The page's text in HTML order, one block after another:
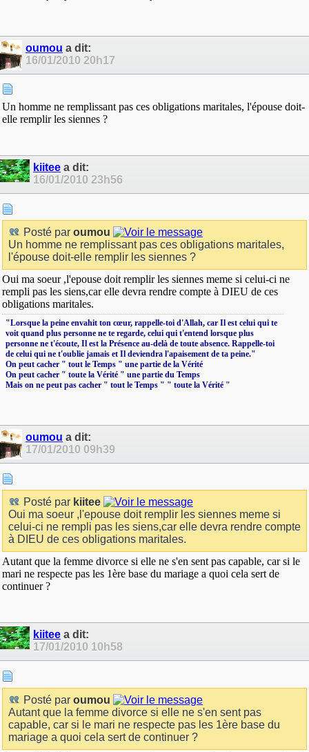
oumou a dit:
16/01/2010 20h17
Un homme ne remplissant pas ces obligations maritales, l'épouse doit-
elle remplir les siennes ?
kiitee a dit:
16/01/2010 23h56
Posté par oumou
Un homme ne remplissant pas ces obligations maritales,
l'épouse doit-elle remplir les siennes ?
Oui ma soeur ,l'epouse doit remplir les siennes meme si celui-ci ne
rempli pas les siens,car elle devra rendre compte à DIEU de ces
obligations maritales.
‎"Lorsque la peine envahit ton cœur, rappelle-toi d'Allah, car Il est celui qui te
voit quand plus personne ne te regarde, celui qui t'entend lorsque plus
personne ne t'écoute, Il est la Présence au-delà de toute absence. Rappelle-toi
de celui qui ne t'oublie jamais et Il deviendra l'apaisement de ta peine."
On peut cacher " tout le Temps " une partie de la Vérité
On peut cacher " toute la Vérité " une partie du Temps
Mais on ne peut pas cacher " tout le Temps " " toute la Vérité "
oumou a dit:
17/01/2010 09h39
Posté par kiitee
Oui ma soeur ,l'epouse doit remplir les siennes meme si
celui-ci ne rempli pas les siens,car elle devra rendre compte
à DIEU de ces obligations maritales.
Autant que la femme divorce si elle ne s'en sent pas capable, car si le
mari ne respecte pas les 1ère base du mariage a quoi cela sert de
continuer ?
kiitee a dit:
17/01/2010 10h58
Posté par oumou
Autant que la femme divorce si elle ne s'en sent pas
capable, car si le mari ne respecte pas les 1ère base du
mariage a quoi cela sert de continuer ?